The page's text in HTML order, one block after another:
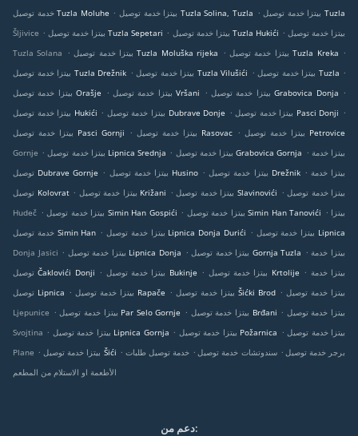
خدمة توصيل Tuzla Moluhe . بيتزا خدمة توصيل Tuzla Solina, Tuzla . بيتزا خدمة توصيل Tuzla
Šljivice . بيتزا خدمة توصيل Tuzla Sepetari . بيتزا خدمة توصيل Tuzla Hukići . بيتزا خدمة توصيل
Tuzla Solana
. بيتزا خدمة توصيل Tuzla Moluška rijeka . بيتزا خدمة توصيل Tuzla Kreka .
بيتزا خدمة توصيل Tuzla Drežnik . بيتزا خدمة توصيل Tuzla Vilušići . بيتزا خدمة توصيل Tuzla .
بيتزا خدمة توصيل Orašje
. بيتزا خدمة توصيل Vršani . بيتزا خدمة توصيل Grabovica Donja .
بيتزا خدمة توصيل Hukići . بيتزا خدمة توصيل Dubrave Donje . بيتزا خدمة توصيل Pasci Donji .
بيتزا خدمة توصيل Pasci Gornji
. بيتزا خدمة توصيل Rasovac . بيتزا خدمة توصيل Petrovice
Gornje . بيتزا خدمة توصيل Lipnica Srednja . بيتزا خدمة توصيل Grabovica Gornja . بيتزا خدمة
توصيل Dubrave Gornje . بيتزا خدمة توصيل Husino . بيتزا خدمة توصيل Drežnik . بيتزا خدمة
توصيل Kolovrat . بيتزا خدمة توصيل Križani . بيتزا خدمة توصيل Slavinovići . بيتزا خدمة توصيل
Hudeč . بيتزا خدمة توصيل Simin Han Gospići . بيتزا خدمة توصيل Simin Han Tanovići . بيتزا
خدمة توصيل Simin Han . بيتزا خدمة توصيل Lipnica Donja Durići . بيتزا خدمة توصيل Lipnica
Donja Jasici . بيتزا خدمة توصيل Lipnica Donja . بيتزا خدمة توصيل Gornja Tuzla . بيتزا خدمة
توصيل Čaklovići Donji . بيتزا خدمة توصيل Bukinje . بيتزا خدمة توصيل Krtolije . بيتزا خدمة
توصيل Lipnica . بيتزا خدمة توصيل Rapače . بيتزا خدمة توصيل Šićki Brod . بيتزا خدمة توصيل
Ljepunice . بيتزا خدمة توصيل Par Selo Gornje . بيتزا خدمة توصيل Brđani . بيتزا خدمة توصيل
Svojtina . بيتزا خدمة توصيل Lipnica Gornja . بيتزا خدمة توصيل Požarnica . بيتزا خدمة توصيل
Plane . بيتزا خدمة توصيل Šići . برجر خدمة توصيل. سندوتشات خدمة توصيل . خدمة توصيل طلبات
الأطعمة او الاستلام من المطعم
دعم من: